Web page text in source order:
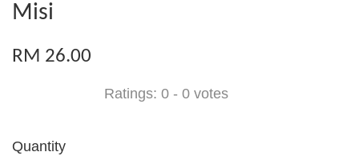
Misi
RM 26.00
Ratings: 0 - 0 votes
Quantity